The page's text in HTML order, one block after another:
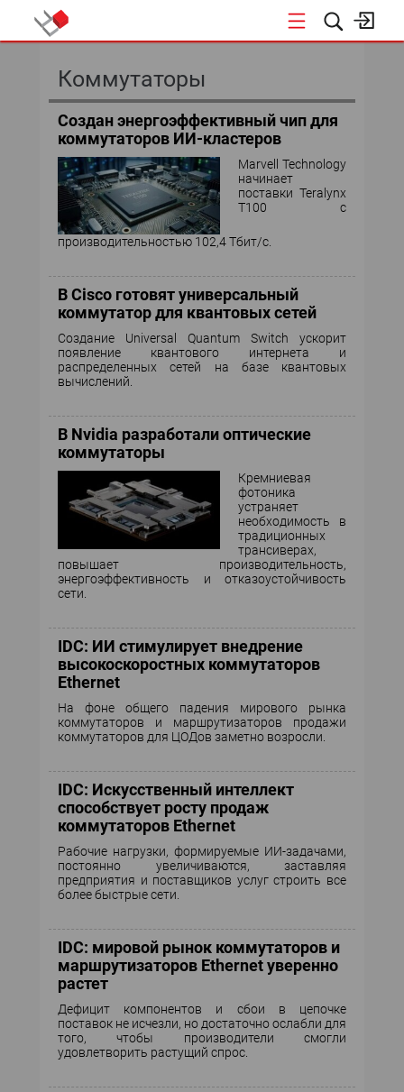
«ОТКРЫТЫЕ СИСТЕМЫ»
DATA&AI
БЕЗОПАСНОСТЬ
АВТОМАТИЗАЦИЯ
ДИРЕКТОР ИС
ПАРТНЕРСКИЕ ПРОЕКТЫ
ИТ-КАЛЕНДАРЬ
ЭКСПЕРТИЗА
ПРЕСС-РЕЛИЗЫ
АРХИВ ЖУРНАЛОВ
ПОДПИСКА
Коммутаторы
Создан энергоэффективный чип для
коммутаторов ИИ-кластеров
Marvell Technology
начинает
поставки Teralynx
T100 с
производительностью 102,4 Тбит/с.
В Cisco готовят универсальный
коммутатор для квантовых сетей
Создание Universal Quantum Switch ускорит
появление квантового интернета и
распределенных сетей на базе квантовых
вычислений.
В Nvidia разработали оптические
коммутаторы
Кремниевая
фотоника
устраняет
необходимость в
традиционных
трансиверах,
повышает производительность,
энергоэффективность и отказоустойчивость
сети.
IDC: ИИ стимулирует внедрение
высокоскоростных коммутаторов
Ethernet
На фоне общего падения мирового рынка
коммутаторов и маршрутизаторов продажи
коммутаторов для ЦОДов заметно возросли.
IDC: Искусственный интеллект
способствует росту продаж
коммутаторов Ethernet
Рабочие нагрузки, формируемые ИИ-задачами,
постоянно увеличиваются, заставляя
предприятия и поставщиков услуг строить все
более быстрые сети.
IDC: мировой рынок коммутаторов и
маршрутизаторов Ethernet уверенно
растет
Дефицит компонентов и сбои в цепочке
поставок не исчезли, но достаточно ослабли для
того, чтобы производители смогли
удовлетворить растущий спрос.